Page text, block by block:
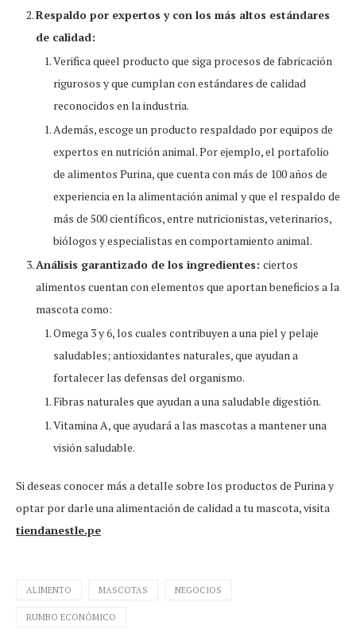
Respaldo por expertos y con los más altos estándares
de calidad:
Verifica queel producto que siga procesos de fabricación
rigurosos y que cumplan con estándares de calidad
reconocidos en la industria.
Además, escoge un producto respaldado por equipos de
expertos en nutrición animal. Por ejemplo, el portafolio
de alimentos Purina, que cuenta con más de 100 años de
experiencia en la alimentación animal y que el respaldo de
más de 500 científicos, entre nutricionistas, veterinarios,
biólogos y especialistas en comportamiento animal.
Análisis garantizado de los ingredientes: ciertos
alimentos cuentan con elementos que aportan beneficios a la
mascota como:
Omega 3 y 6, los cuales contribuyen a una piel y pelaje
saludables; antioxidantes naturales, que ayudan a
fortalecer las defensas del organismo.
Fibras naturales que ayudan a una saludable digestión.
Vitamina A, que ayudará a las mascotas a mantener una
visión saludable.
Si deseas conocer más a detalle sobre los productos de Purina y
optar por darle una alimentación de calidad a tu mascota, visita
tiendanestle.pe
ALIMENTO MASCOTAS NEGOCIOS
RUMBO ECONÓMICO